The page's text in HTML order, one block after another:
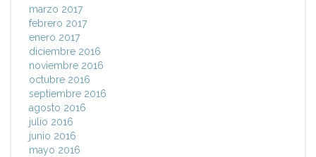
marzo 2017
febrero 2017
enero 2017
diciembre 2016
noviembre 2016
octubre 2016
septiembre 2016
agosto 2016
julio 2016
junio 2016
mayo 2016